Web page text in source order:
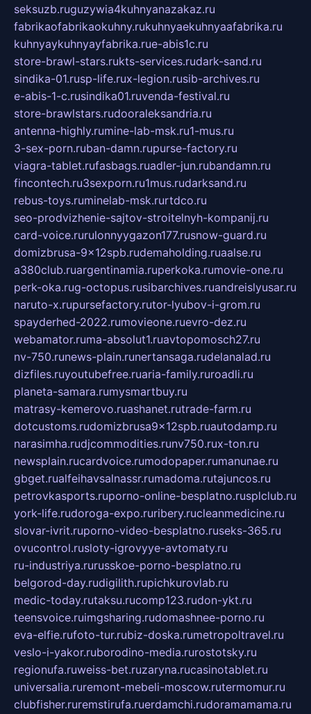
seksuzb.ruguzywia4kuhnyanazakaz.ru
fabrikaofabrikaokuhny.rukuhnyaekuhnyaafabrika.ru
kuhnyaykuhnyayfabrika.rue-abis1c.ru
store-brawl-stars.rukts-services.rudark-sand.ru
sindika-01.rusp-life.rux-legion.rusib-archives.ru
e-abis-1-c.rusindika01.ruvenda-festival.ru
store-brawlstars.rudooraleksandria.ru
antenna-highly.rumine-lab-msk.ru1-mus.ru
3-sex-porn.ruban-damn.rupurse-factory.ru
viagra-tablet.rufasbags.ruadler-jun.rubandamn.ru
fincontech.ru3sexporn.ru1mus.rudarksand.ru
rebus-toys.ruminelab-msk.rurtdco.ru
seo-prodvizhenie-sajtov-stroitelnyh-kompanij.ru
card-voice.rurulonnyygazon177.rusnow-guard.ru
domizbrusa-9x12spb.rudemaholding.ruaalse.ru
a380club.ruargentinamia.ruperkoka.rumovie-one.ru
perk-oka.rug-octopus.rusibarchives.ruandreislyusar.ru
naruto-x.rupursefactory.rutor-lyubov-i-grom.ru
spayderhed-2022.rumovieone.ruevro-dez.ru
webamator.ruma-absolut1.ruavtopomosch27.ru
nv-750.runews-plain.runertansaga.rudelanalad.ru
dizfiles.ruyoutubefree.ruaria-family.ruroadli.ru
planeta-samara.rumysmartbuy.ru
matrasy-kemerovo.ruashanet.rutrade-farm.ru
dotcustoms.rudomizbrusa9x12spb.ruautodamp.ru
narasimha.rudjcommodities.runv750.rux-ton.ru
newsplain.rucardvoice.rumodopaper.rumanunae.ru
gbget.rualfeihavsalnassr.rumadoma.rutajuncos.ru
petrovkasports.ruporno-online-besplatno.rusplclub.ru
york-life.rudoroga-expo.ruribery.rucleanmedicine.ru
slovar-ivrit.ruporno-video-besplatno.ruseks-365.ru
ovucontrol.rusloty-igrovyye-avtomaty.ru
ru-industriya.rurusskoe-porno-besplatno.ru
belgorod-day.rudigilith.rupichkurovlab.ru
medic-today.rutaksu.rucomp123.rudon-ykt.ru
teensvoice.ruimgsharing.rudomashnee-porno.ru
eva-elfie.rufoto-tur.rubiz-doska.rumetropoltravel.ru
veslo-i-yakor.ruborodino-media.rurostotsky.ru
regionufa.ruweiss-bet.ruzaryna.rucasinotablet.ru
universalia.ruremont-mebeli-moscow.rutermomur.ru
clubfisher.ruremstirufa.ruerdamchi.rudoramamama.ru